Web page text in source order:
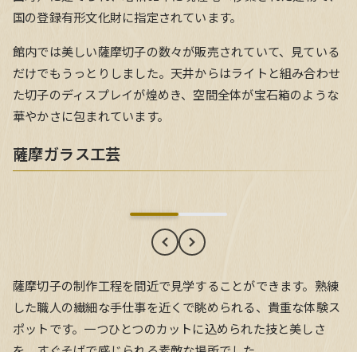
国の登録有形文化財に指定されています。
館内では美しい薩摩切子の数々が販売されていて、見ている
だけでもうっとりしました。天井からはライトと組み合わせ
た切子のディスプレイが煌めき、空間全体が宝石箱のような
華やかさに包まれています。
薩摩ガラス工芸
薩摩切子の制作工程を間近で見学することができます。熟練
した職人の繊細な手仕事を近くで眺められる、貴重な体験ス
ポットです。一つひとつのカットに込められた技と美しさ